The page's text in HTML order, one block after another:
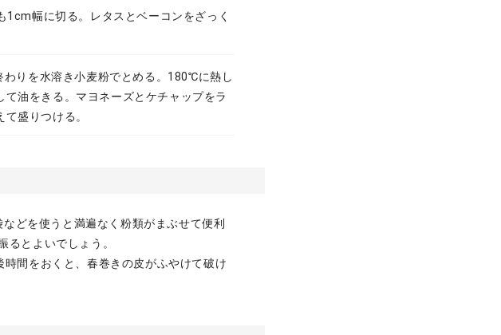
幅に切る。レタスとベーコンをざっく
りを水溶き小麦粉でとめる。180℃に熱し
油をきる。マヨネーズとケチャップをラ
盛りつける。
どを使うと満遍なく粉類がまぶせて便利
るとよいでしょう。
間をおくと、春巻きの皮がふやけて破け